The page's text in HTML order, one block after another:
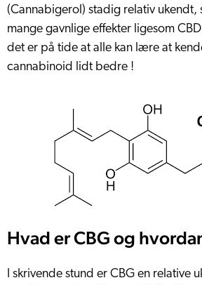
(Cannabigerol) stadig relativ ukendt,
mange gavnlige effekter ligesom
det er på tide at alle kan lære at
cannabinoid lidt bedre !
Hvad er CBG og
I skrivende stund er CBG en relative